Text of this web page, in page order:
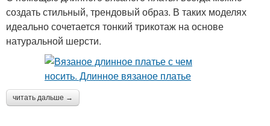
создать стильный, трендовый образ. В таких моделях
идеально сочетается тонкий трикотаж на основе
натуральной шерсти.
читать дальше →